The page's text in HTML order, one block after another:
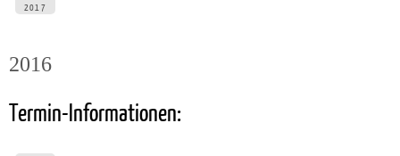
2017
2016
Termin-Informationen: